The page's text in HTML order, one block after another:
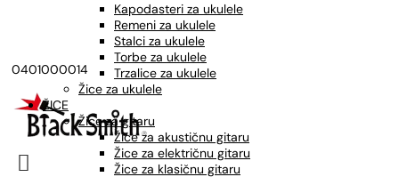
Kapodasteri za ukulele
Remeni za ukulele
Stalci za ukulele
Torbe za ukulele
Trzalice za ukulele
Žice za ukulele
ŽICE
Žice za gitaru
Žice za akustičnu gitaru
Žice za električnu gitaru
Žice za klasičnu gitaru
0401000014
